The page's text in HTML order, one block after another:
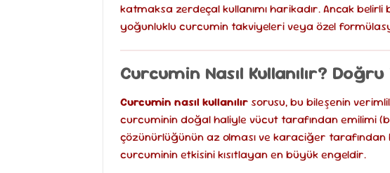
katmaksa zerdeçal kullanımı harikadır. Ancak
yoğunluklu curcumin takviyeleri veya özel
Curcumin Nasıl Kullanılır?
Curcumin nasıl kullanılırsorusu, bu bileşenin
curcuminin doğal haliyle vücut tarafından emilimi
çözünürlüğünün az olması ve karaciğer tarafından
curcuminin etkisini kısıtlayan en büyük engeldir.